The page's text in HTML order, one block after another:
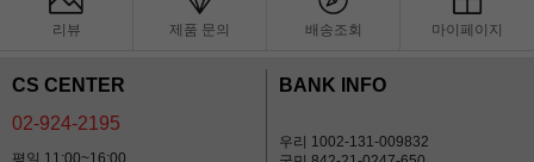
리뷰 제품 문의 배송조회 마이페이지
CS CENTER
02-924-2195
평일 11:00~16:00
BANK INFO
우리 1002-131-009832